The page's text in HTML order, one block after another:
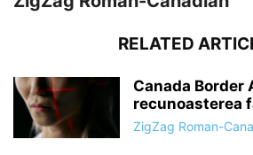
RELATED
Canada Border
recunoasterea
ZigZag Roman-